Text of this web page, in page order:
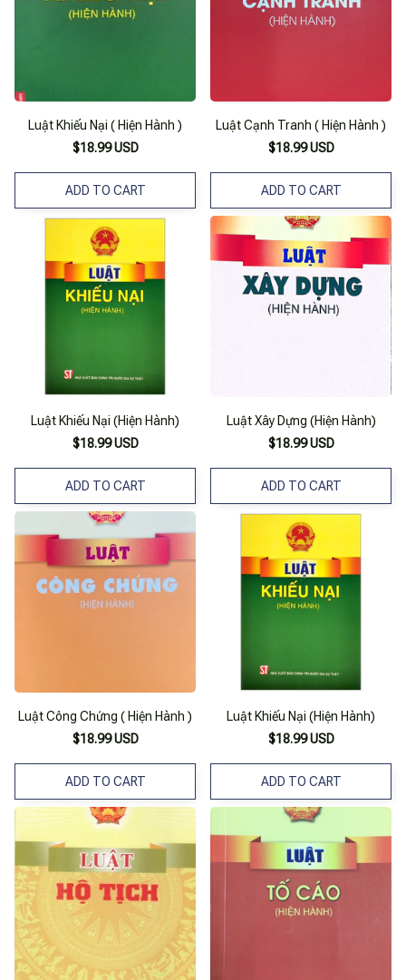
Luật Khiếu Nại ( Hiện Hành )
$18.99 USD
ADD TO CART
Luật Cạnh Tranh ( Hiện Hành )
$18.99 USD
ADD TO CART
Luật Khiếu Nại (Hiện Hành)
$18.99 USD
ADD TO CART
Luật Xây Dựng (Hiện Hành)
$18.99 USD
ADD TO CART
Luật Công Chứng ( Hiện Hành )
$18.99 USD
ADD TO CART
Luật Khiếu Nại (Hiện Hành)
$18.99 USD
ADD TO CART